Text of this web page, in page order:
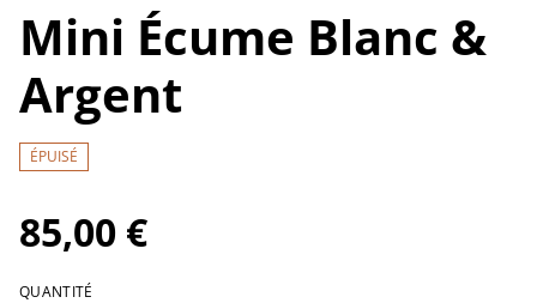
Mini Écume Blanc &
Argent
ÉPUISÉ
85,00 €
QUANTITÉ